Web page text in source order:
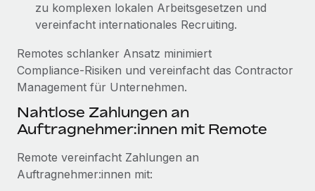
Phiture ist der unumstrittene Marktführer im Bereich der
Wachstumsberatung für mobile Apps. Das...
Mehr erfahren
zu komplexen lokalen Arbeitsgesetzen und
vereinfacht internationales Recruiting.
Remotes schlanker Ansatz minimiert
Compliance‑Risiken und vereinfacht das Contractor
Management für Unternehmen.
Nahtlose Zahlungen an
Auftragnehmer:innen mit Remote
Remote vereinfacht Zahlungen an
Auftragnehmer:innen mit: